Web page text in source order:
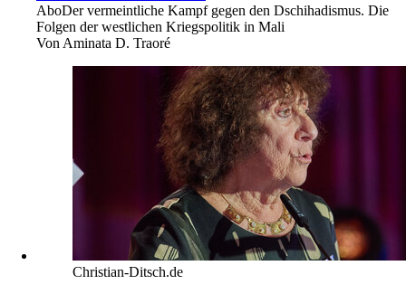
AboDer vermeintliche Kampf gegen den Dschihadismus. Die
Folgen der westlichen Kriegspolitik in Mali
VonAminata D. Traoré
Christian-Ditsch.de